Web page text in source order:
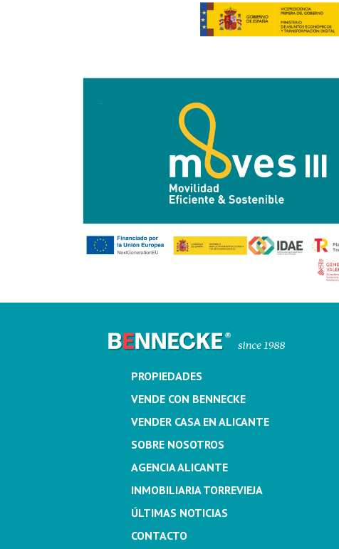
PROPIEDADES
VENDE CON BENNECKE
VENDER CASA EN ALICANTE
SOBRE NOSOTROS
AGENCIA ALICANTE
INMOBILIARIA TORREVIEJA
ÚLTIMAS NOTICIAS
CONTACTO